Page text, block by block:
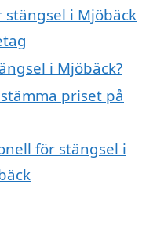
i Mjöbäck
i Mjöbäck?
priset på
för stängsel i